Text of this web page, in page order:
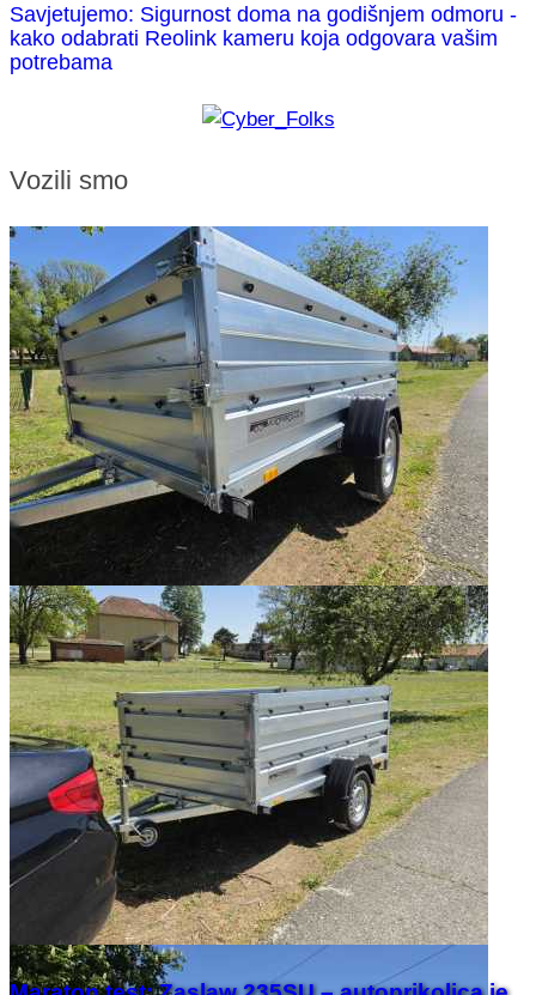
Savjetujemo: Sigurnost doma na godišnjem odmoru -
kako odabrati Reolink kameru koja odgovara vašim
potrebama
Vozili smo